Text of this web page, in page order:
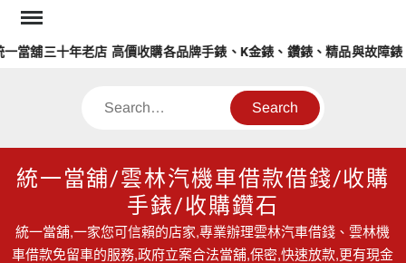
Skip
content
舖三十年老店 高價收購各品牌手錶、K金錶、鑽錶、精品與故障錶
Search
統一當舖/雲林汽機車借款借錢/收購
手錶/收購鑽石
統一當舖,一家您可信賴的店家,專業辦理雲林汽車借錢、雲林機
車借款免留車的服務,政府立案合法當舖,保密,快速放款,更有現金